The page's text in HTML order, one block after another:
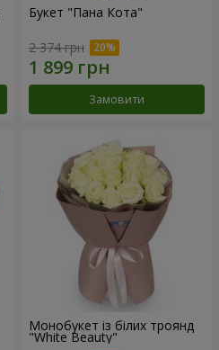
Букет "Пана Кота"
2 374 грн
Замовити
Монобукет із білих троянд
"White Beauty"